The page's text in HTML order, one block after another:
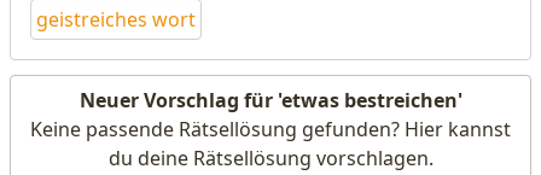
geistreiches wort
Neuer Vorschlag für 'etwas bestreichen'
Keine passende Rätsellösung gefunden? Hier kannst
du deine Rätsellösung vorschlagen.